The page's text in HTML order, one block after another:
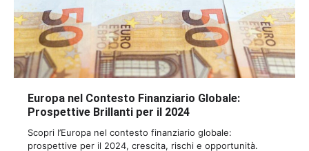
Europa nel Contesto Finanziario Globale:
Prospettive Brillanti per il 2024
Scopri l’Europa nel contesto finanziario globale:
prospettive per il 2024, crescita, rischi e opportunità.